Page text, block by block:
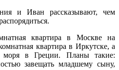
и Иван рассказывают, чем
квартира в Москве на
квартира в Иркутске, а
в Греции. Планы такие:
завещать младшему сыну,